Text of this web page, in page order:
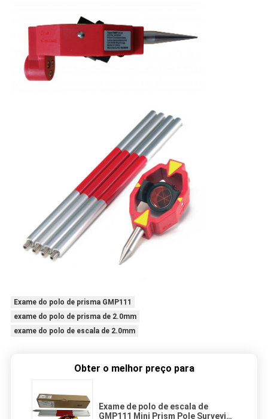
Exame do polo de prisma GMP111
exame do polo de prisma de 2.0mm
exame do polo de escala de 2.0mm
Obter o melhor preço para
Exame de polo de escala de
GMP111 Mini Prism Pole Surveying